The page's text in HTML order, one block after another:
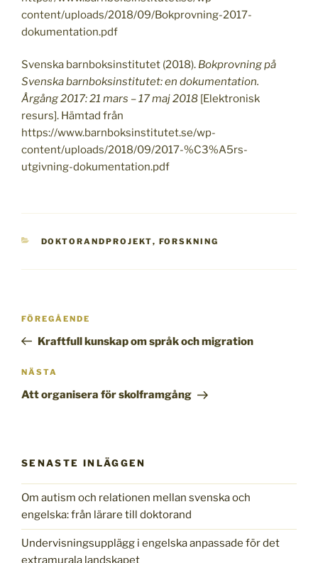
content/uploads/2018/09/Bokprovning-2017-
dokumentation.pdf
Svenska barnboksinstitutet (2018). Bokprovning på
Svenska barnboksinstitutet: en dokumentation.
Årgång 2017: 21 mars – 17 maj 2018 [Elektronisk
resurs]. Hämtad från
https://www.barnboksinstitutet.se/wp-
content/uploads/2018/09/2017-%C3%A5rs-
utgivning-dokumentation.pdf
KATEGORIER
DOKTORANDPROJEKT, FORSKNING
Inläggsnavigering
Föregående
inlägg
FÖREGÅENDE
Kraftfull kunskap om språk och migration
Nästa
inlägg
NÄSTA
Att organisera för skolframgång
SENASTE INLÄGGEN
Om autism och relationen mellan svenska och
engelska: från lärare till doktorand
Undervisningsupplägg i engelska anpassade för det
extramurala landskapet